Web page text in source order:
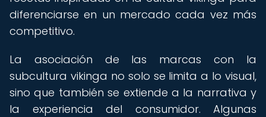
diferenciarse en un mercado cada vez más
competitivo.
La asociación de las marcas con la
subcultura vikinga no solo se limita a lo visual,
sino que también se extiende a la narrativa y
la experiencia del consumidor. Algunas